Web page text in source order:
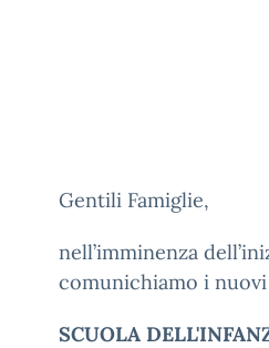
Gentili Famiglie,
nell’imminenza
comunichiamo i
SCUOLA